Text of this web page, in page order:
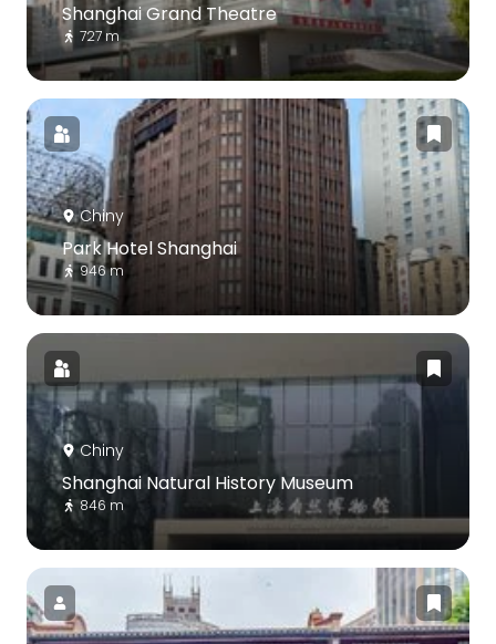
Shanghai Grand Theatre
727 m
Chiny
Park Hotel Shanghai
946 m
Chiny
Shanghai Natural History Museum
846 m